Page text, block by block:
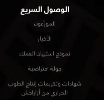
الوصول السريع
الموزّعون
الأخبار
نموذج استبيان العملاء
جولة افتراضية
شهادات وتكريمات إنتاج الطوب
الحراري من أزاراخش